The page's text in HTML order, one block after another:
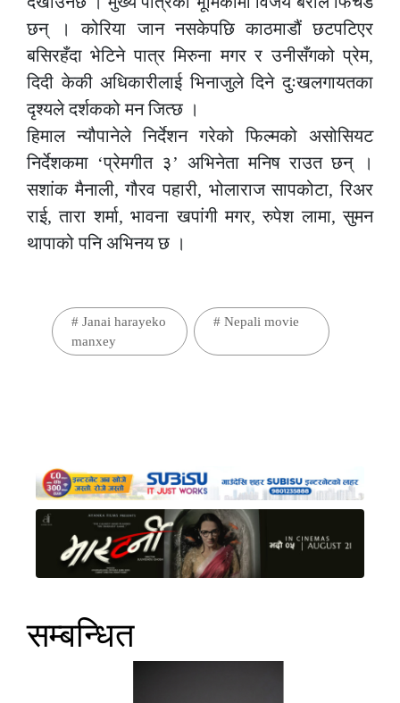
छन् । कोरिया जान नसकेपछि काठमाडौं छटपटिएर
बसिरहँदा भेटिने पात्र मिरुना मगर र उनीसँगको प्रेम,
दिदी केकी अधिकारीलाई भिनाजुले दिने दुःखलगायतका
दृश्यले दर्शकको मन जित्छ ।
हिमाल न्यौपानेले निर्देशन गरेको फिल्मको असोसियट
निर्देशकमा ‘प्रेमगीत ३’ अभिनेता मनिष राउत छन् ।
सशांक मैनाली, गौरव पहारी, भोलाराज सापकोटा, रिअर
राई, तारा शर्मा, भावना खपांगी मगर, रुपेश लामा, सुमन
थापाको पनि अभिनय छ ।
# Janai harayeko
manxey
# Nepali movie
सम्बन्धित